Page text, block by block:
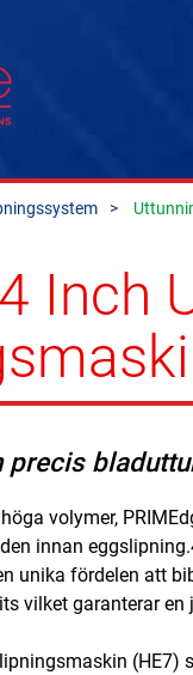
Inch
precis
volymer,
innan
unika fördelen att
vilket garanterar
(HE7)